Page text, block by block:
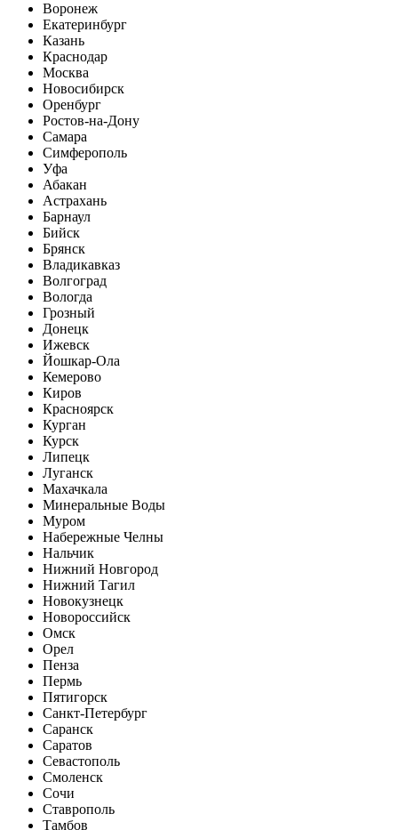
Воронеж
Екатеринбург
Казань
Краснодар
Москва
Новосибирск
Оренбург
Ростов-на-Дону
Самара
Симферополь
Уфа
Абакан
Астрахань
Барнаул
Бийск
Брянск
Владикавказ
Волгоград
Вологда
Грозный
Донецк
Ижевск
Йошкар-Ола
Кемерово
Киров
Красноярск
Курган
Курск
Липецк
Луганск
Махачкала
Минеральные Воды
Муром
Набережные Челны
Нальчик
Нижний Новгород
Нижний Тагил
Новокузнецк
Новороссийск
Омск
Орел
Пенза
Пермь
Пятигорск
Санкт-Петербург
Саранск
Саратов
Севастополь
Смоленск
Сочи
Ставрополь
Тамбов